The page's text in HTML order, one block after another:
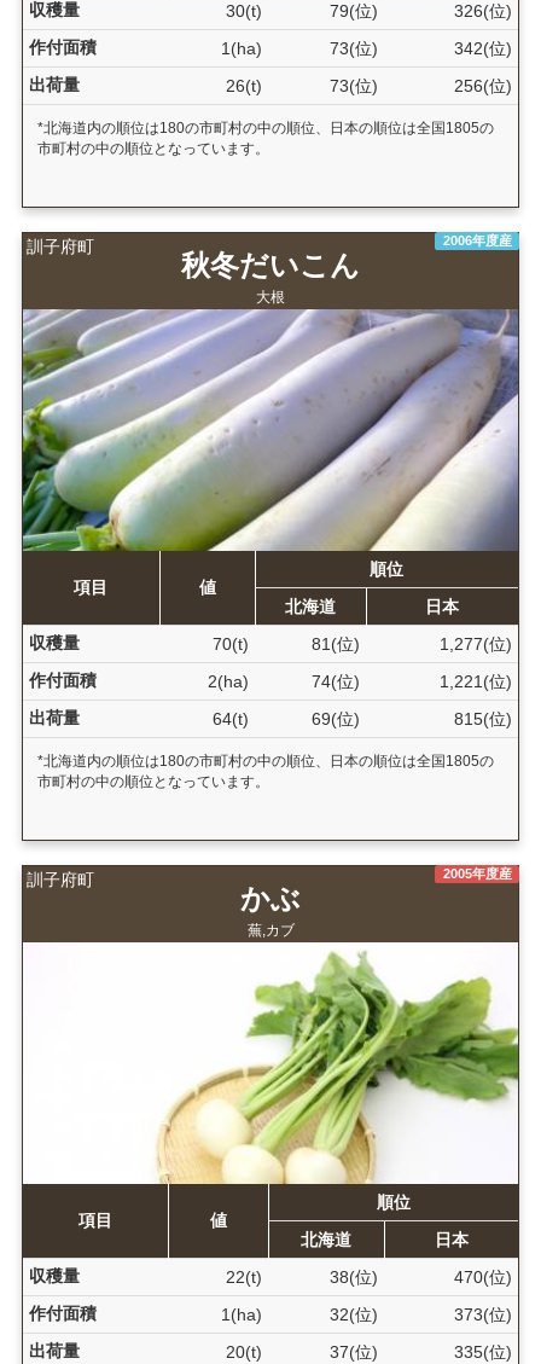
収穫量
30(t) 79(位)
326(位)
作付面積
1(ha) 73(位)
342(位)
出荷量
26(t) 73(位) 256(位)
*北海道内の順位は180の市町村の中の順位、日本の順位は全国1805の
市町村の中の順位となっています。
訓子府町 2006年度産
秋冬だいこん
大根
項目 値
順位
北海道
日本
収穫量
70(t) 81(位)
1,277(位)
作付面積
2(ha) 74(位)
1,221(位)
出荷量
64(t) 69(位) 815(位)
*北海道内の順位は180の市町村の中の順位、日本の順位は全国1805の
市町村の中の順位となっています。
訓子府町 2005年度産
かぶ
蕪,カブ
項目 値
順位
北海道
日本
収穫量
22(t) 38(位)
470(位)
作付面積
1(ha) 32(位)
373(位)
出荷量
20(t) 37(位) 335(位)